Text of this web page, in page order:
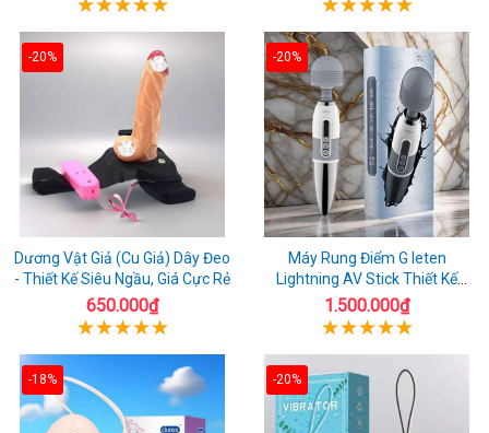
-20%
Dương Vật Giả (Cu Giả) Dây Đeo
- Thiết Kế Siêu Ngầu, Giá Cực Rẻ
650.000₫
-20%
Máy Rung Điểm G leten
Lightning AV Stick Thiết Kế
Thông Minh
1.500.000₫
-18% -20%